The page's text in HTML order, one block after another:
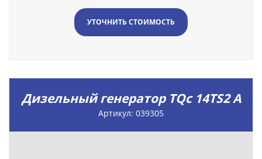
УТОЧНИТЬ СТОИМОСТЬ
Дизельный генератор TQc 14TS2 A
Артикул: 039305